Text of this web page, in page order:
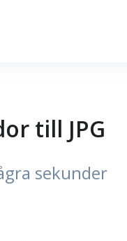
till JPG
sekunder